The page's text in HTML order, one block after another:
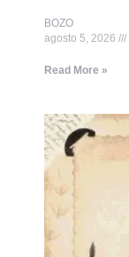
BOZO
agosto 5, 2026
Read More »